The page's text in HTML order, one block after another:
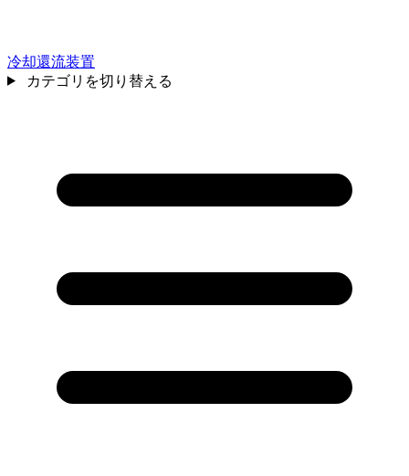
冷却還流装置
カテゴリを切り替える